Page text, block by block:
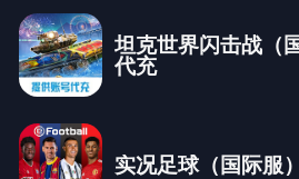
坦克世界闪击战（
代充
实况足球（国际服